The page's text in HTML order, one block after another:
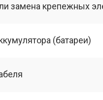
замена крепежных
(батареи)